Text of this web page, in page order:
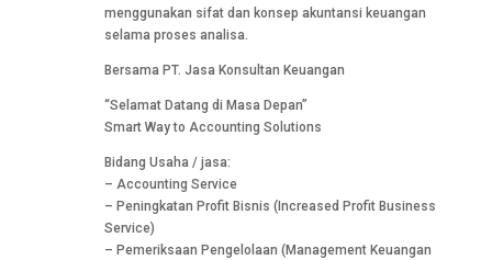
menggunakan sifat dan konsep akuntansi keuangan
selama proses analisa.
Bersama PT. Jasa Konsultan Keuangan
“Selamat Datang di Masa Depan”
Smart Way to Accounting Solutions
Bidang Usaha / jasa:
– Accounting Service
– Peningkatan Profit Bisnis (Increased Profit Business
Service)
– Pemeriksaan Pengelolaan (Management Keuangan